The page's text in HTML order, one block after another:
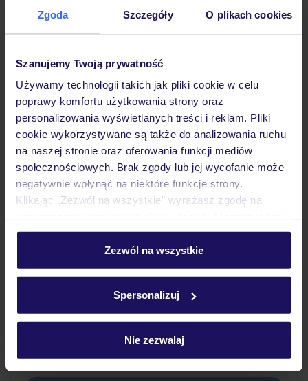
Zgoda Szczegóły O plikach cookies
Szanujemy Twoją prywatność
Używamy technologii takich jak pliki cookie w celu
poprawy komfortu użytkowania strony oraz
personalizowania wyświetlanych treści i reklam. Pliki
cookie wykorzystywane są także do analizowania ruchu
na naszej stronie oraz oferowania funkcji mediów
społecznościowych. Brak zgody lub jej wycofanie może
negatywnie wpłynąć na niektóre funkcje strony.
Klikając „Zezwól na wszystkie” wyrażasz zgodę na
personalizować swój wybór wchodząc w zakładkę
Szczegółowe informacje o plikach cookie znajdziesz
Zezwól na wszystkie
Spersonalizuj
Nie zezwalaj
Hotel
Pokoje
Wyżywienie
Atrakcje
Ważne informacje
Często zadawane pytania
Jak zmienić uczestników/osobę zgłaszającą?
Na jakiej podstawie i gdzie otrzymam karty
pokładowe/bilety lotnicze?